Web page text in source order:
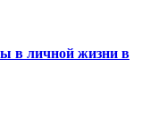
в личной жизни в